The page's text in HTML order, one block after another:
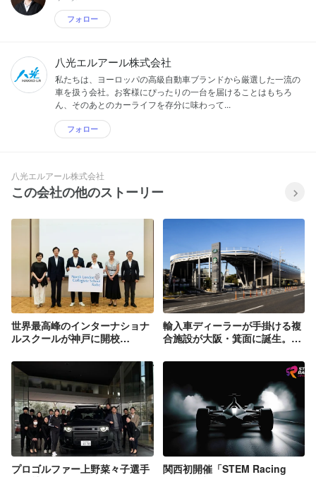
フォロー
八光エルアール株式会社
私たちは、ヨーロッパの高級自動車ブランドから厳選した一流の
車を扱う会社。お客様にぴったりの一台を届けることはもちろ
ん、そのあとのカーライフを存分に味わって...
フォロー
八光エルアール株式会社
この会社の他のストーリー
世界最高峰のインターナショナ
ルスクールが神戸に開校
School Kobe』
輸入車ディーラーが手掛ける複
合施設が大阪・箕面に誕生。
面」のほか、緑やアートを感じ
る屋上テラスやスターバックス
コーヒーが楽しめる「mino
terrace」
プロゴルファー上野菜々子選手
関西初開催「STEM Racing